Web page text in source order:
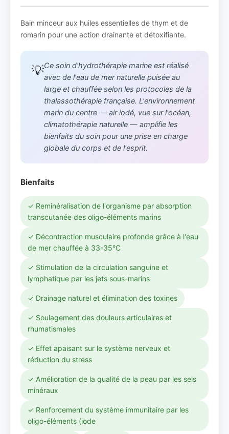
Bain minceur aux huiles essentielles de thym et de
romarin pour une action drainante et détoxifiante.
💡Ce soin d'hydrothérapie marine est réalisé
avec de l'eau de mer naturelle puisée au
large et chauffée selon les protocoles de la
thalassothérapie française. L'environnement
marin du centre — air iodé, vue sur l'océan,
climatothérapie naturelle — amplifie les
bienfaits du soin pour une prise en charge
globale du corps et de l'esprit.
Bienfaits
✓ Reminéralisation de l'organisme par absorption
transcutanée des oligo-éléments marins
✓ Décontraction musculaire profonde grâce à l'eau
de mer chauffée à 33-35°C
✓ Stimulation de la circulation sanguine et
lymphatique par les jets sous-marins
✓ Drainage naturel et élimination des toxines
✓ Soulagement des douleurs articulaires et
rhumatismales
✓ Effet apaisant sur le système nerveux et
réduction du stress
✓ Amélioration de la qualité de la peau par les sels
minéraux
✓ Renforcement du système immunitaire par les
oligo-éléments (iode